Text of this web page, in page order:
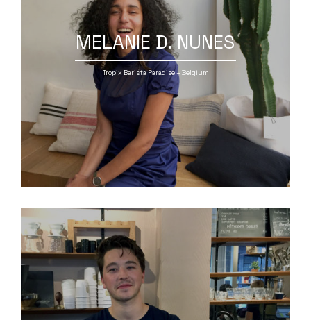
MELANIE D. NUNES
Tropix Barista Paradise – Belgium